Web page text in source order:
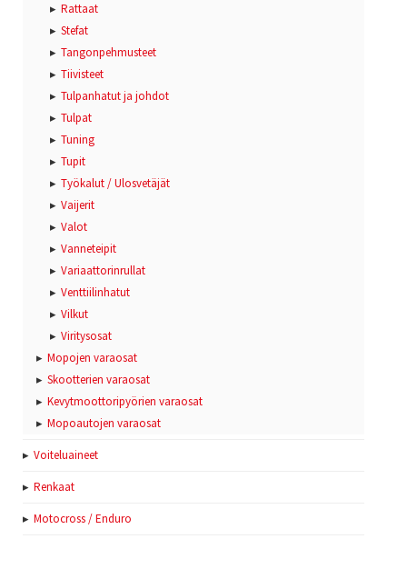
Rattaat
Stefat
Tangonpehmusteet
Tiivisteet
Tulpanhatut ja johdot
Tulpat
Tuning
Tupit
Työkalut / Ulosvetäjät
Vaijerit
Valot
Vanneteipit
Variaattorinrullat
Venttiilinhatut
Vilkut
Viritysosat
Mopojen varaosat
Skootterien varaosat
Kevytmoottoripyörien varaosat
Mopoautojen varaosat
Voiteluaineet
Renkaat
Motocross / Enduro